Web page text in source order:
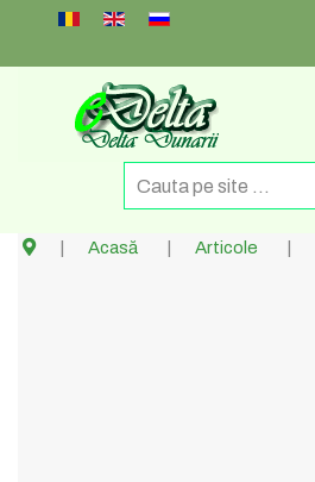
Select your language
Acasă Articole